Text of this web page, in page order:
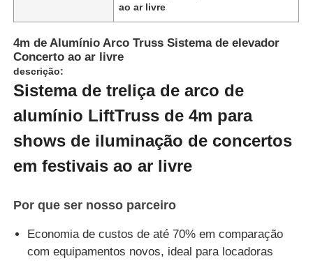
ao ar livre
4m de Alumínio Arco Truss Sistema de elevador
Concerto ao ar livre
descrição:
Sistema de treliça de arco de
alumínio LiftTruss de 4m para
shows de iluminação de concertos
em festivais ao ar livre
Por que ser nosso parceiro
Economia de custos de até 70% em comparação
com equipamentos novos, ideal para locadoras